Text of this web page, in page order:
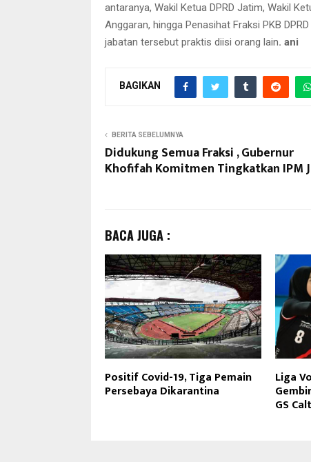
antaranya, Wakil Ketua DPRD Jatim, Wakil
Anggaran, hingga Penasihat Fraksi PKB
jabatan tersebut praktis diisi orang lain. ani
BAGIKAN
BERITA SEBELUMNYA
Didukung Semua Fraksi , Gubernur
Khofifah Komitmen Tingkatkan IPM
BACA JUGA :
Positif Covid-19, Tiga Pemain
Persebaya Dikarantina
Liga
GS